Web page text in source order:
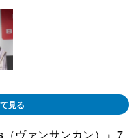
見る
ヴァンサンカン）』7